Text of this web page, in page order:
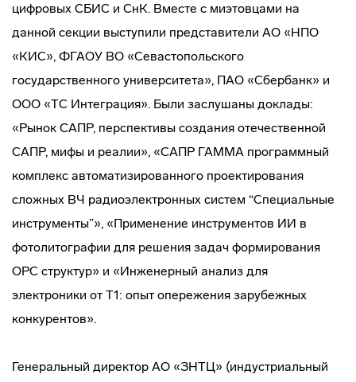
цифровых СБИС и СнК. Вместе с миэтовцами на
данной секции выступили представители АО «НПО
«КИС», ФГАОУ ВО «Севастопольского
государственного университета», ПАО «Сбербанк» и
ООО «ТС Интеграция». Были заслушаны доклады:
«Рынок САПР, перспективы создания отечественной
САПР, мифы и реалии», «САПР ГАММА программный
комплекс автоматизированного проектирования
сложных ВЧ радиоэлектронных систем “Специальные
инструменты”», «Применение инструментов ИИ в
фотолитографии для решения задач формирования
OPC структур» и «Инженерный анализ для
электроники от Т1: опыт опережения зарубежных
конкурентов».
Генеральный директор АО «ЗНТЦ» (индустриальный